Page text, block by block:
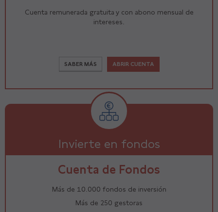
Cuenta remunerada gratuita y con abono mensual de
intereses.
SABER MÁS ABRIR CUENTA
Invierte en fondos
Cuenta de Fondos
Más de 10.000 fondos de inversión
Más de 250 gestoras